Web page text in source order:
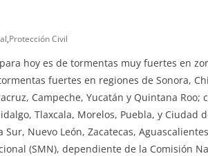
,Protección Civil
hoy es de tormentas muy fuertes en
fuertes en regiones de Sonora,
Campeche, Yucatán y Quintana Roo;
Tlaxcala, Morelos, Puebla, y Ciudad
Nuevo León, Zacatecas,
(SMN), dependiente de la Comisión